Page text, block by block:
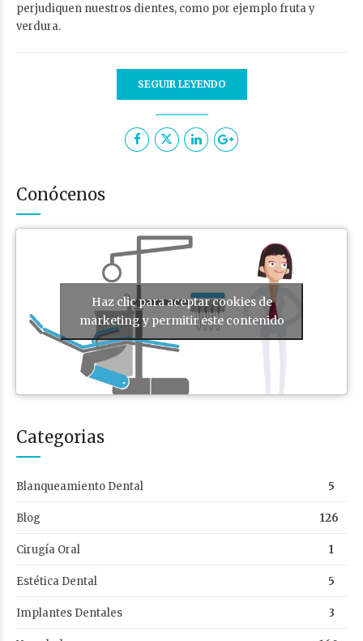
perjudiquen nuestros dientes, como por ejemplo fruta y
verdura.
SEGUIR LEYENDO
Conócenos
Haz clic para aceptar cookies de
marketing y permitir este contenido
Categorias
Blanqueamiento Dental 5
Blog 126
Cirugía Oral 1
Estética Dental 5
Implantes Dentales 3